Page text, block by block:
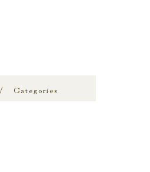
Categories